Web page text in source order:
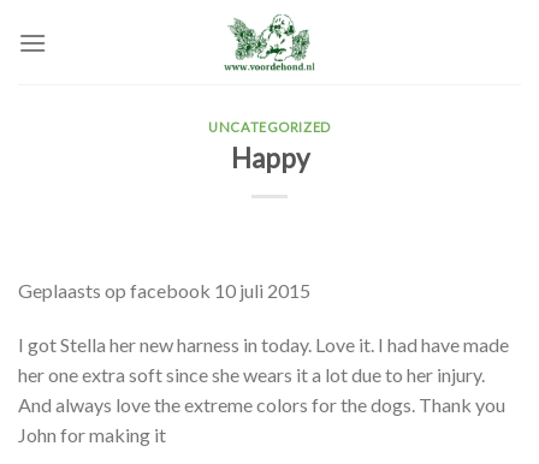
UNCATEGORIZED
Happy
Geplaasts op facebook 10 juli 2015
I got Stella her new harness in today. Love it. I had have made
her one extra soft since she wears it a lot due to her injury.
And always love the extreme colors for the dogs. Thank you
John for making it